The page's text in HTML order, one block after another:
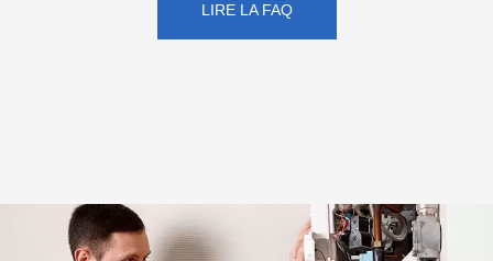
LIRE LA FAQ